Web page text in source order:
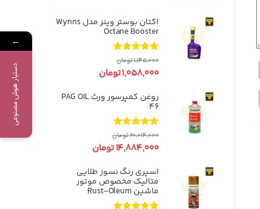
اکتان بوستر وینز مدل Wynns
Octane Booster
نمره5.00از
1,058,000تومان
1,145,000تومان
روغن کمپرسور ورث PAG OIL
46
نمره5.00از
14,884,000تومان
20,014,000تومان
اسپری رنگ نسوز طلایی
متالیک مخصوص موتور
ماشین Rust-Oleum
←
دستیار هوش مصنوعی